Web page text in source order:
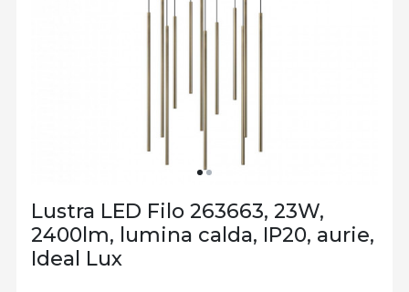
Lustra LED Filo 263663, 23W,
2400lm, lumina calda, IP20, aurie,
Ideal Lux